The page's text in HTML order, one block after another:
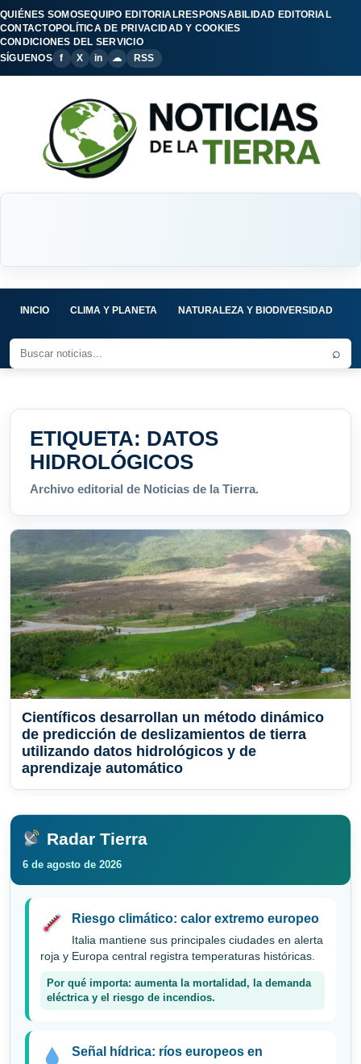
QUIÉNES SOMOSEQUIPO EDITORIALRESPONSABILIDAD EDITORIAL
CONTACTOPOLÍTICA DE PRIVACIDAD Y COOKIES
CONDICIONES DEL SERVICIO
SÍGUENOS
f X in ☁ RSS
INICIO CLIMA Y PLANETA NATURALEZA Y BIODIVERSIDAD
⌕
ETIQUETA: DATOS
HIDROLÓGICOS
Archivo editorial de Noticias de la Tierra.
Científicos desarrollan un método dinámico
de predicción de deslizamientos de tierra
utilizando datos hidrológicos y de
aprendizaje automático
Radar Tierra
6 de agosto de 2026
Riesgo climático: calor extremo europeo
Italia mantiene sus principales ciudades en alerta
roja y Europa central registra temperaturas históricas.
Por qué importa: aumenta la mortalidad, la demanda
eléctrica y el riesgo de incendios.
Señal hídrica: ríos europeos en